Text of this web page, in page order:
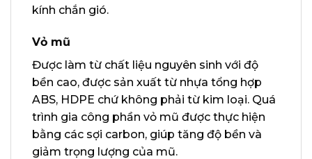
kính chắn gió.
Vỏ mũ
Được làm từ chất liệu nguyên sinh với độ
bền cao, được sản xuất từ nhựa tổng hợp
ABS, HDPE chứ không phải từ kim loại. Quá
trình gia công phần vỏ mũ được thực hiện
bằng các sợi carbon, giúp tăng độ bền và
giảm trọng lượng của mũ.